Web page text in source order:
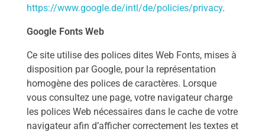
https://www.google.de/intl/de/policies/privacy.
Google Fonts Web
Ce site utilise des polices dites Web Fonts, mises à
disposition par Google, pour la représentation
homogène des polices de caractères. Lorsque
vous consultez une page, votre navigateur charge
les polices Web nécessaires dans le cache de votre
navigateur afin d’afficher correctement les textes et